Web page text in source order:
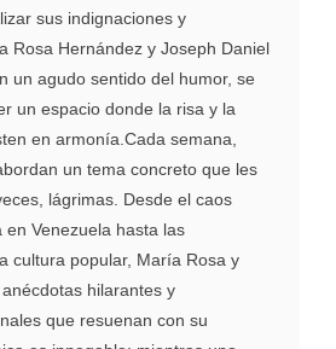
sus indignaciones y
Rosa Hernández y Joseph Daniel
un agudo sentido del humor, se
un espacio donde la risa y la
en armonía.Cada semana,
un tema concreto que les
lágrimas. Desde el caos
en Venezuela hasta las
cultura popular, María Rosa y
hilarantes y
que resuenan con su